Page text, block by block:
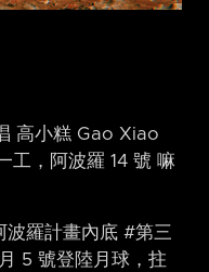
高小糕 Gao Xiao
工，阿波羅 14 號 嘛
羅計畫內底 #第三
5 號登陸月球，拄